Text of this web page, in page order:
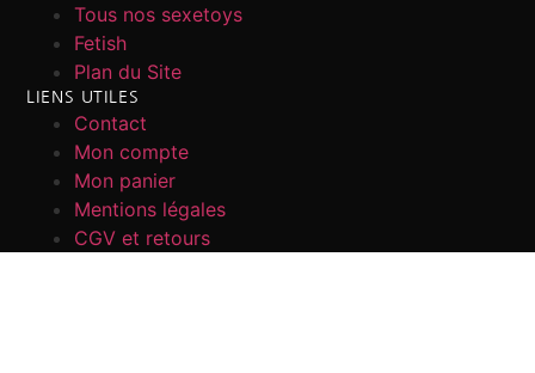
Tous nos sexetoys
Fetish
Plan du Site
LIENS UTILES
Contact
Mon compte
Mon panier
Mentions légales
CGV et retours